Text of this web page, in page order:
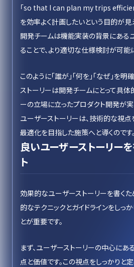
「so that I can plan my trips
を効率よく計画したいという目的が見
開発チームは機能実装の背景にある
ることで、より適切な仕様検討が可能
このように「誰が」「何を」「なぜ」を
ストーリーは開発チームにとって具体
ーの立場に立ったプロダクト開発が
ユーザーストーリーは、技術的な視
最適化を目指した施策へと導くのです。
良いユーザーストーリー
ト
効果的なユーザーストーリーを書くた
的なテクニックとガイドラインをしっ
とが重要です。
まず、ユーザーストーリーの中心にあ
点と価値です。この視点をしっかりと